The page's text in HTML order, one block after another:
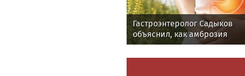
Гастроэнтеролог Садыков
объяснил, как амброзия
может влиять на ЖКТ